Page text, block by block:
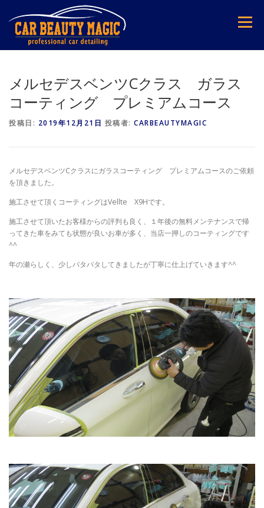
ツ
メニュー
メルセデスベンツCクラス ガラス
コーティング プレミアムコース
投稿日: 2019年12月21日 投稿者: CARBEAUTYMAGIC
メルセデスベンツCクラスにガラスコーティング プレミアムコースのご依頼
を頂きました。
施工させて頂くコーティングはVellte X9Hです。
施工させて頂いたお客様からの評判も良く、１年後の無料メンテナンスで帰
ってきた車をみても状態が良いお車が多く、当店一押しのコーティングです
^^
年の瀬らしく、少しバタバタしてきましたが丁寧に仕上げていきます^^